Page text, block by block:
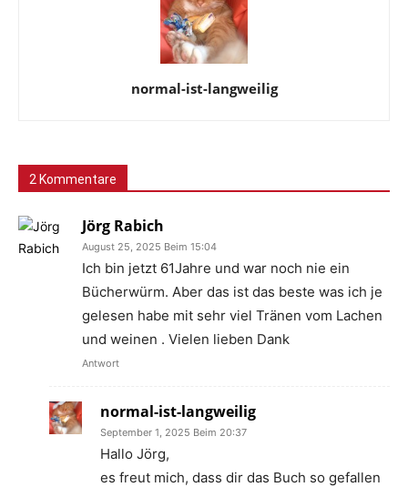
normal-ist-langweilig
2 Kommentare
Jörg Rabich
August 25, 2025 Beim 15:04
Ich bin jetzt 61Jahre und war noch nie ein
Bücherwürm. Aber das ist das beste was ich je
gelesen habe mit sehr viel Tränen vom Lachen
und weinen . Vielen lieben Dank
Antwort
normal-ist-langweilig
September 1, 2025 Beim 20:37
Hallo Jörg,
es freut mich, dass dir das Buch so gefallen